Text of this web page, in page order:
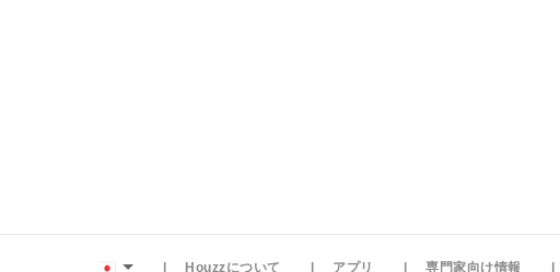
また、忘れてはならないのが買い置
Houzzについて アプリ 専門家向け情報